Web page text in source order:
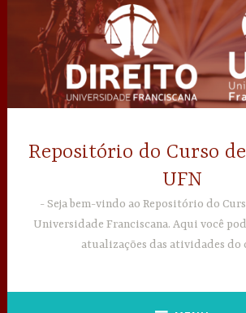
conteúdo
Repositório do Curso
UFN
Seja bem-vindo ao Repositório do
Universidade Franciscana. Aqui você
atualizações das atividades do